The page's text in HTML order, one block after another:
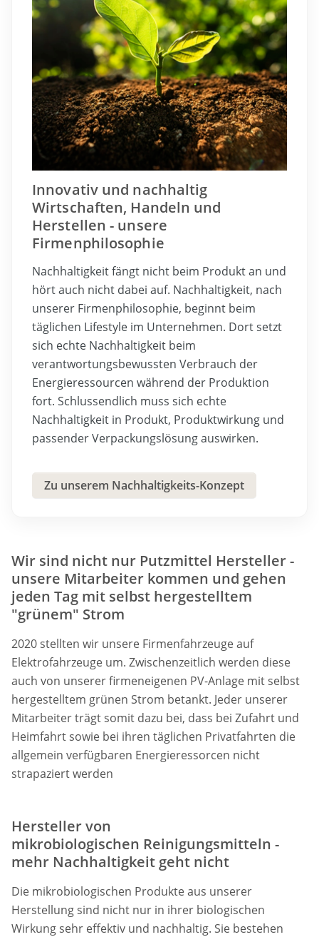
Innovativ und nachhaltig
Wirtschaften, Handeln und
Herstellen - unsere
Firmenphilosophie
Nachhaltigkeit fängt nicht beim Produkt an und
hört auch nicht dabei auf. Nachhaltigkeit, nach
unserer Firmenphilosophie, beginnt beim
täglichen Lifestyle im Unternehmen. Dort setzt
sich echte Nachhaltigkeit beim
verantwortungsbewussten Verbrauch der
Energieressourcen während der Produktion
fort. Schlussendlich muss sich echte
Nachhaltigkeit in Produkt, Produktwirkung und
passender Verpackungslösung auswirken.
Zu unserem Nachhaltigkeits-Konzept
Wir sind nicht nur Putzmittel Hersteller -
unsere Mitarbeiter kommen und gehen
jeden Tag mit selbst hergestelltem
"grünem" Strom
2020 stellten wir unsere Firmenfahrzeuge auf
Elektrofahrzeuge um. Zwischenzeitlich werden diese
auch von unserer firmeneigenen PV-Anlage mit selbst
hergestelltem grünen Strom betankt. Jeder unserer
Mitarbeiter trägt somit dazu bei, dass bei Zufahrt und
Heimfahrt sowie bei ihren täglichen Privatfahrten die
allgemein verfügbaren Energieressorcen nicht
strapaziert werden
Hersteller von
mikrobiologischen Reinigungsmitteln -
mehr Nachhaltigkeit geht nicht
Die mikrobiologischen Produkte aus unserer
Herstellung sind nicht nur in ihrer biologischen
Wirkung sehr effektiv und nachhaltig. Sie bestehen